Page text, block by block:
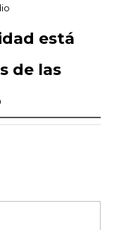
está
de las